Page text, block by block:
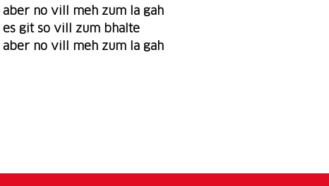
aber no vill meh zum la gah
es git so vill zum bhalte
aber no vill meh zum la gah